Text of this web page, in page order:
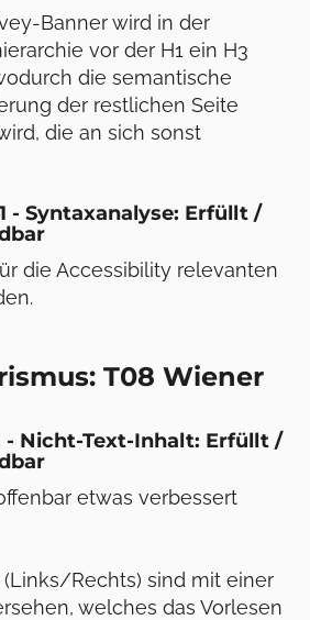
Banner wird in der
vor der H1 ein H3
die semantische
der restlichen Seite
die an sich sonst
- Syntaxanalyse: Erfüllt /
die Accessibility relevanten
T08 Wiener
- Nicht-Text-Inhalt: Erfüllt /
etwas verbessert
Rechts) sind mit einer
welches das Vorlesen